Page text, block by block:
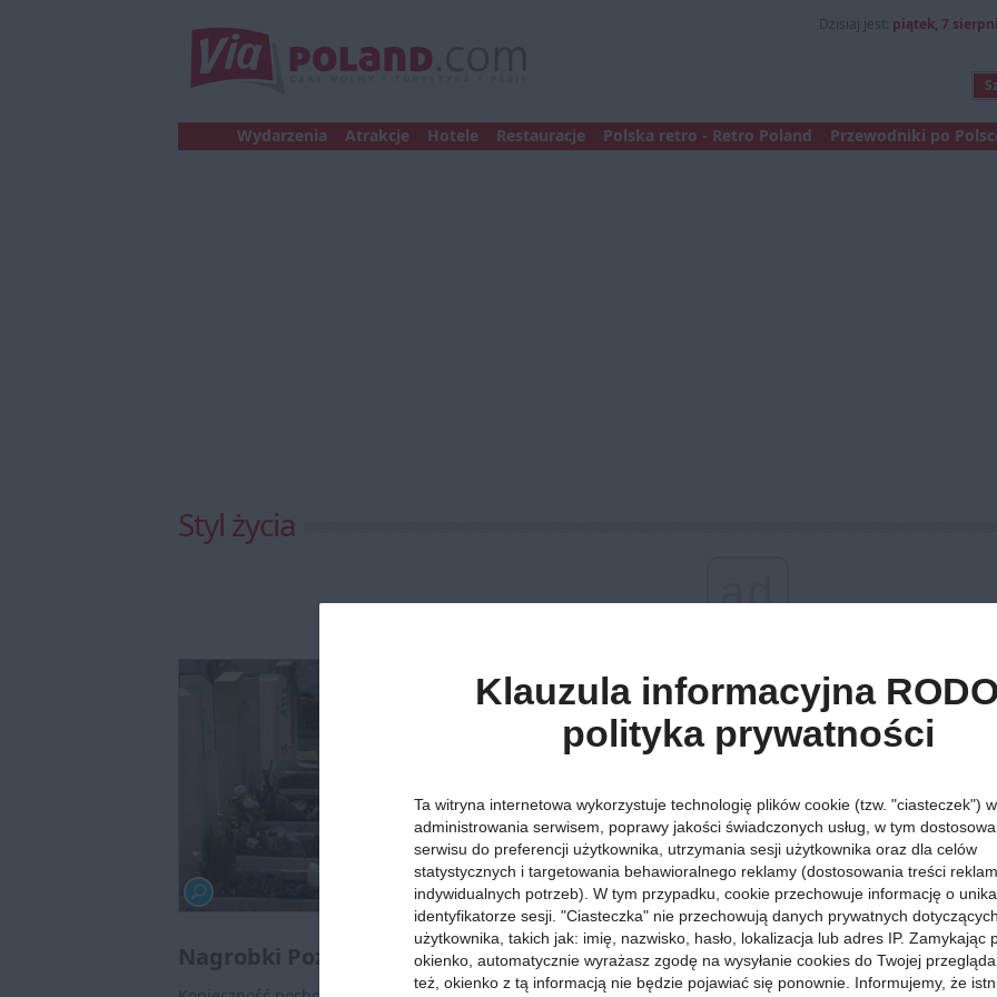
Dzisiaj jest: piątek, 7
Wydarzenia Atrakcje Hotele Restauracje Polska retro - Retro Poland Przewodniki po
Styl życia
ad
Jak wybrać
Cała Polska:Śmierć bliskiej osoby zawsze wywołuje
funkcjonować i zastanawiać się nad organizacją
Nagrobki Poznań - najważniejsze informacje
Klauzula informacyjna
polityka prywatności
Ta witryna internetowa wykorzystuje technologię plików cookie (tzw. "ciasteczek")
administrowania serwisem, poprawy jakości świadczonych usług, w tym
serwisu do preferencji użytkownika, utrzymania sesji użytkownika oraz dla celów
statystycznych i targetowania behawioralnego reklamy (dostosowania treści
indywidualnych potrzeb). W tym przypadku, cookie przechowuje informację o
identyfikatorze sesji. "Ciasteczka" nie przechowują danych prywatnych dotyczących
użytkownika, takich jak: imię, nazwisko, hasło, lokalizacja lub adres IP. Zamykając
okienko, automatycznie wyrażasz zgodę na wysyłanie cookies do Twojej
też, okienko z tą informacją nie będzie pojawiać się ponownie. Informujemy, że